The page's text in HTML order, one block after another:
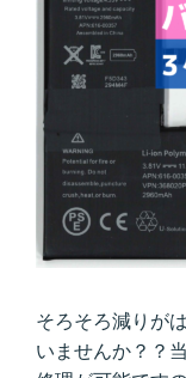
そろそろ減りが
いませんか？？